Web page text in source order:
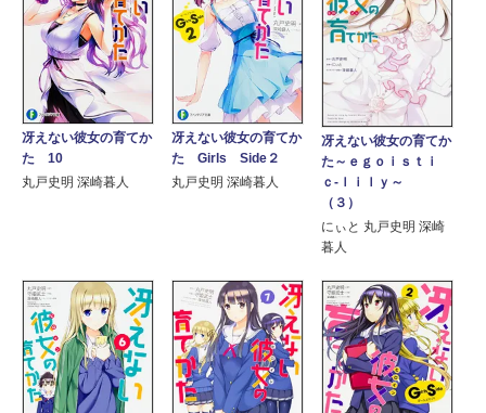
冴えない彼女の育てか
た 10
丸戸史明 深崎暮人
冴えない彼女の育てか
た Girls Side２
丸戸史明 深崎暮人
冴えない彼女の育てか
た～ｅｇｏｉｓｔｉ
ｃ‐ｌｉｌｙ～
（３）
にぃと 丸戸史明 深崎
暮人